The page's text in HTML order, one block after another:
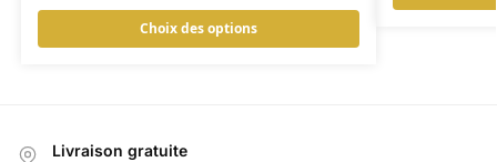
Choix des options
Livraison gratuite